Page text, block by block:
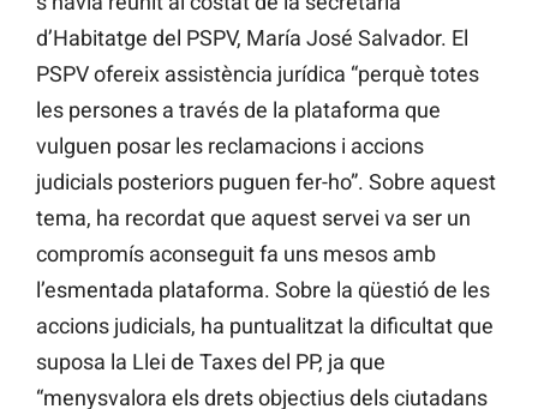
d’Habitatge del PSPV, María José Salvador. El
PSPV ofereix assistència jurídica “perquè totes
les persones a través de la plataforma que
vulguen posar les reclamacions i accions
judicials posteriors puguen fer-ho”. Sobre aquest
tema, ha recordat que aquest servei va ser un
compromís aconseguit fa uns mesos amb
l’esmentada plataforma. Sobre la qüestió de les
accions judicials, ha puntualitzat la dificultat que
suposa la Llei de Taxes del PP, ja que
“menysvalora els drets objectius dels ciutadans